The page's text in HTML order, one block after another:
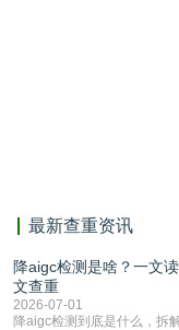
最新查重资讯
降aigc检测是啥？一文
文查重
2026-07-01
降aigc检测到底是什么，拆